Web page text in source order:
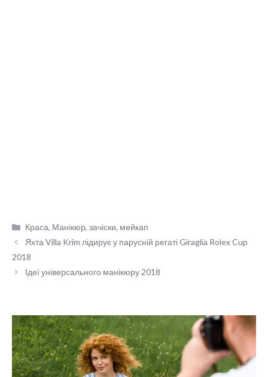
Категорії
Краса, Манікюр, зачіски, мейкап
Яхта Villa Krim лідирує у парусній регаті Giraglia Rolex Cup
2018
Ідеї універсального манікюру 2018